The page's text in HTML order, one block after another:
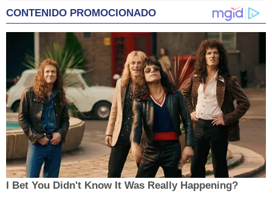
CONTENIDO PROMOCIONADO
I Bet You Didn't Know It Was Really Happening?